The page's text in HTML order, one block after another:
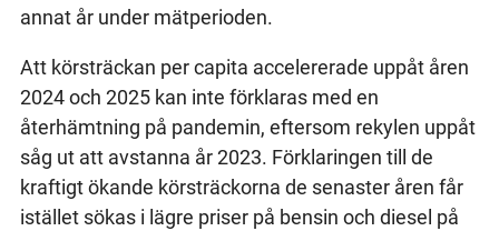
annat år under mätperioden.
Att körsträckan per capita accelererade uppåt åren
2024 och 2025 kan inte förklaras med en
återhämtning på pandemin, eftersom rekylen uppåt
såg ut att avstanna år 2023. Förklaringen till de
kraftigt ökande körsträckorna de senaster åren får
istället sökas i lägre priser på bensin och diesel på